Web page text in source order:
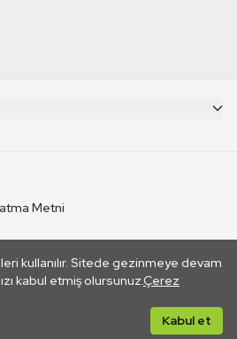
kullanılır. Sitede gezinmeye devam
kabul etmiş olursunuz.Çerez
Kabul et
Metni
TRT. Bağlantı yoluyla gidilen dış